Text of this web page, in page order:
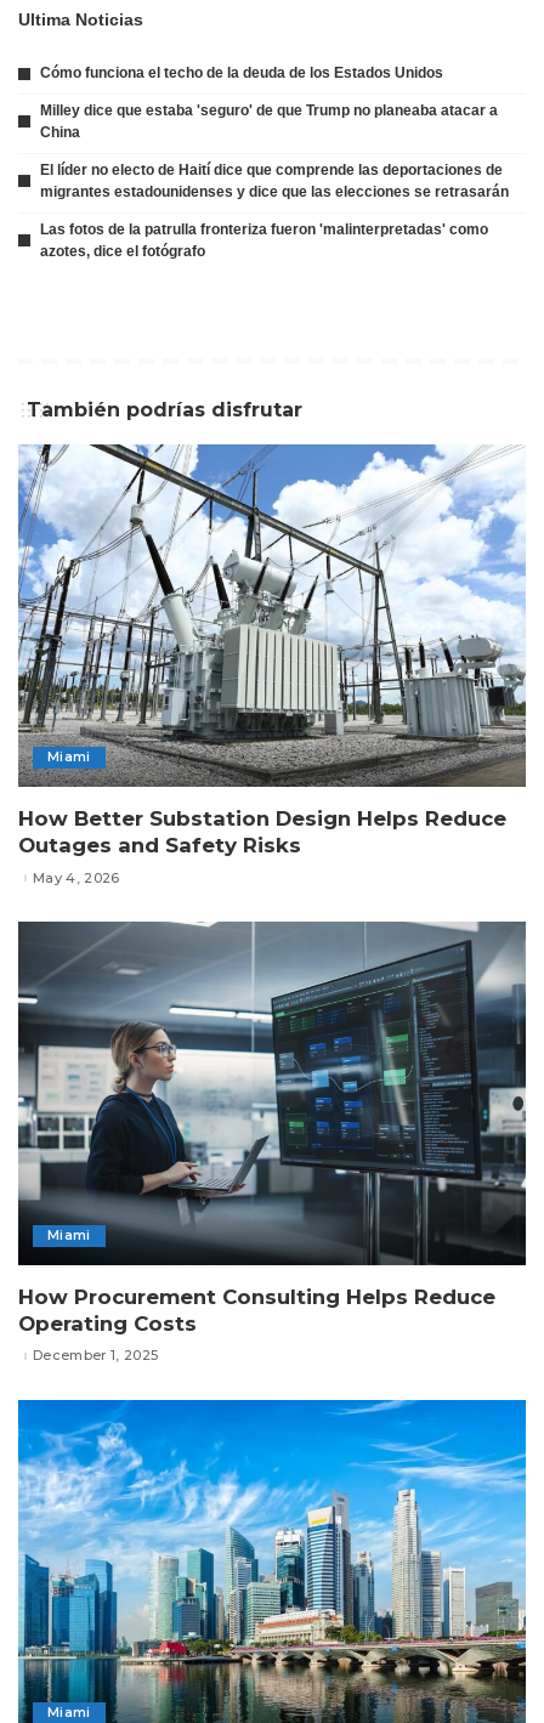
Ultima Noticias
Cómo funciona el techo de la deuda de los Estados Unidos
Milley dice que estaba 'seguro' de que Trump no planeaba atacar a
China
El líder no electo de Haití dice que comprende las deportaciones de
migrantes estadounidenses y dice que las elecciones se retrasarán
Las fotos de la patrulla fronteriza fueron 'malinterpretadas' como
azotes, dice el fotógrafo
También podrías disfrutar
Miami
How Better Substation Design Helps Reduce
Outages and Safety Risks
May 4, 2026
Miami
How Procurement Consulting Helps Reduce
Operating Costs
December 1, 2025
Miami